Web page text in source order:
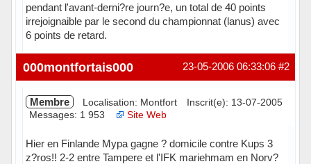
pendant l'avant-derni?re journ?e, un total de 40 points
irrejoignaible par le second du championnat (lanus) avec
6 points de retard.
Hors ligne #2
23-05-2006 06:33:06
000montfortais000
Membre Localisation: Montfort
Inscrit(e): 13-07-2005
Messages: 1 953
Site Web
Hier en Finlande Mypa gagne ? domicile contre Kups 3
z?ros!! 2-2 entre Tampere et l'IFK mariehmam en Norv?